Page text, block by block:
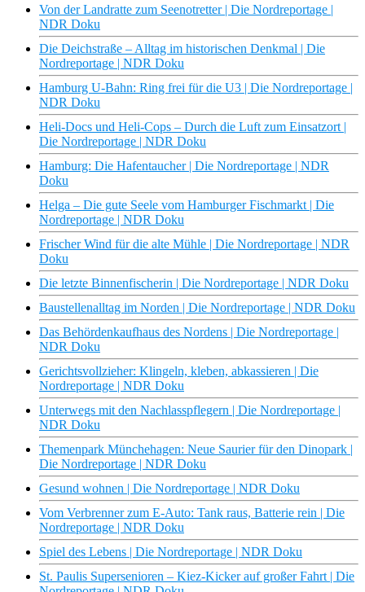
Von der Landratte zum Seenotretter | Die Nordreportage |
NDR Doku
Die Deichstraße – Alltag im historischen Denkmal | Die
Nordreportage | NDR Doku
Hamburg U-Bahn: Ring frei für die U3 | Die Nordreportage |
NDR Doku
Heli-Docs und Heli-Cops – Durch die Luft zum Einsatzort |
Die Nordreportage | NDR Doku
Hamburg: Die Hafentaucher | Die Nordreportage | NDR
Doku
Helga – Die gute Seele vom Hamburger Fischmarkt | Die
Nordreportage | NDR Doku
Frischer Wind für die alte Mühle | Die Nordreportage | NDR
Doku
Die letzte Binnenfischerin | Die Nordreportage | NDR Doku
Baustellenalltag im Norden | Die Nordreportage | NDR Doku
Das Behördenkaufhaus des Nordens | Die Nordreportage |
NDR Doku
Gerichtsvollzieher: Klingeln, kleben, abkassieren | Die
Nordreportage | NDR Doku
Unterwegs mit den Nachlasspflegern | Die Nordreportage |
NDR Doku
Themenpark Münchehagen: Neue Saurier für den Dinopark |
Die Nordreportage | NDR Doku
Gesund wohnen | Die Nordreportage | NDR Doku
Vom Verbrenner zum E-Auto: Tank raus, Batterie rein | Die
Nordreportage | NDR Doku
Spiel des Lebens | Die Nordreportage | NDR Doku
St. Paulis Supersenioren – Kiez-Kicker auf großer Fahrt | Die